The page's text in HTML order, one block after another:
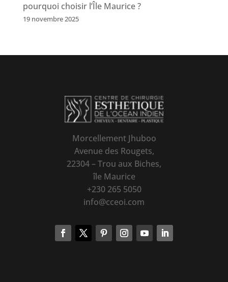
pourquoi choisir l’Île Maurice ?
19 novembre 2025
Morcellement Jhuboo
Avenue des Rougets,
22304 – Trou aux Biches,
île Maurice
+230 265 5050
info@cceoi.com